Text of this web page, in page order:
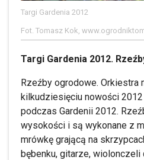
Targi Gardenia 2012
Fot. Tomasz Kok,
Targi Gardenia 2012.
Rzeźby ogrodowe. Orkiestra
kilkudziesięciu nowości
podczas Gardenii 2012.
wysokości i są wykonane z
mrówkę grającą na
bębenku, gitarze, wiolonczeli